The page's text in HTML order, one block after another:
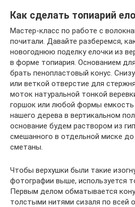
Как сделать топиарий
Мастер-класс по работе с
почитали. Давайте разберемся,
новогоднюю поделку елочки из
в форме топиария. Основанием
брать пенопластовый конус.
или веткой отверстие для
моток натуральной тонкой
горшок или любой формы емкость
нашего дерева в вертикальном
основание будем раствором из
смешанного в отдельной миске до
сметаны.
Чтобы верхушки были такие
фотографии выше, используется
Первым делом обматывается
толстыми нитями сизаля по всей